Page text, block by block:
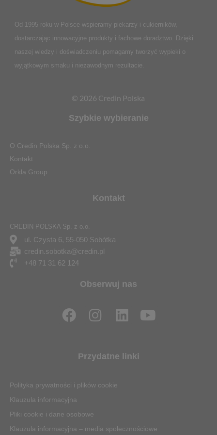
Od 1995 roku w Polsce wspieramy piekarzy i cukierników,
dostarczając innowacyjne produkty i fachowe doradztwo. Dzięki
naszej wiedzy i doświadczeniu pomagamy tworzyć wypieki o
wyjątkowym smaku i niezawodnym rezultacie.
© 2026 Credin Polska
Szybkie wybieranie
O Credin Polska Sp. z o.o.
Kontakt
Orkla Group
Kontakt
CREDIN POLSKA Sp. z o.o.
ul. Czysta 6, 55-050 Sobótka
credin.sobotka@credin.pl
+48 71 31 62 124
Obserwuj nas
F
a
o
o
k
I
n
t
g
m
L
i
k
Y
Przydatne linki
Polityka prywatności i plików cookie
Klauzula informacyjna
Pliki cookie i dane osobowe
Klauzula informacyjna – media społecznościowe